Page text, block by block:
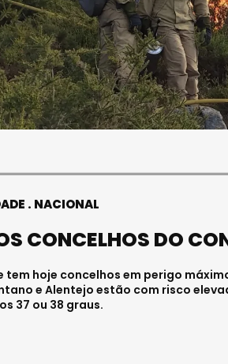
NACIONAL
CONCELHOS DO
tem hoje concelhos em perigo
e Alentejo estão com risco
37 ou 38 graus.